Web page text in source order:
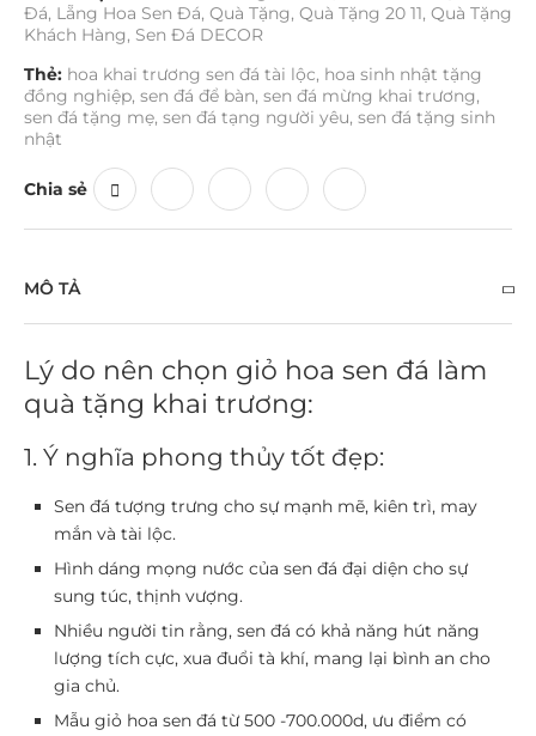
Đá, Lẵng Hoa Sen Đá, Quà Tặng, Quà Tặng 20 11, Quà Tặng
Khách Hàng, Sen Đá DECOR
Thẻ: hoa khai trương sen đá tài lộc, hoa sinh nhật tặng
đồng nghiệp, sen đá để bàn, sen đá mừng khai trương,
sen đá tặng mẹ, sen đá tạng người yêu, sen đá tặng sinh
nhật
Chia sẻ
MÔ TẢ
Lý do nên chọn giỏ hoa sen đá làm
quà tặng khai trương:
1. Ý nghĩa phong thủy tốt đẹp:
Sen đá tượng trưng cho sự mạnh mẽ, kiên trì, may
mắn và tài lộc.
Hình dáng mọng nước của sen đá đại diện cho sự
sung túc, thịnh vượng.
Nhiều người tin rằng, sen đá có khả năng hút năng
lượng tích cực, xua đuổi tà khí, mang lại bình an cho
gia chủ.
Mẫu giỏ hoa sen đá từ 500 -700.000d, ưu điểm có